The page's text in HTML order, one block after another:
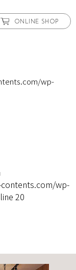
ONLINE SHOP
wp-
wp-
20